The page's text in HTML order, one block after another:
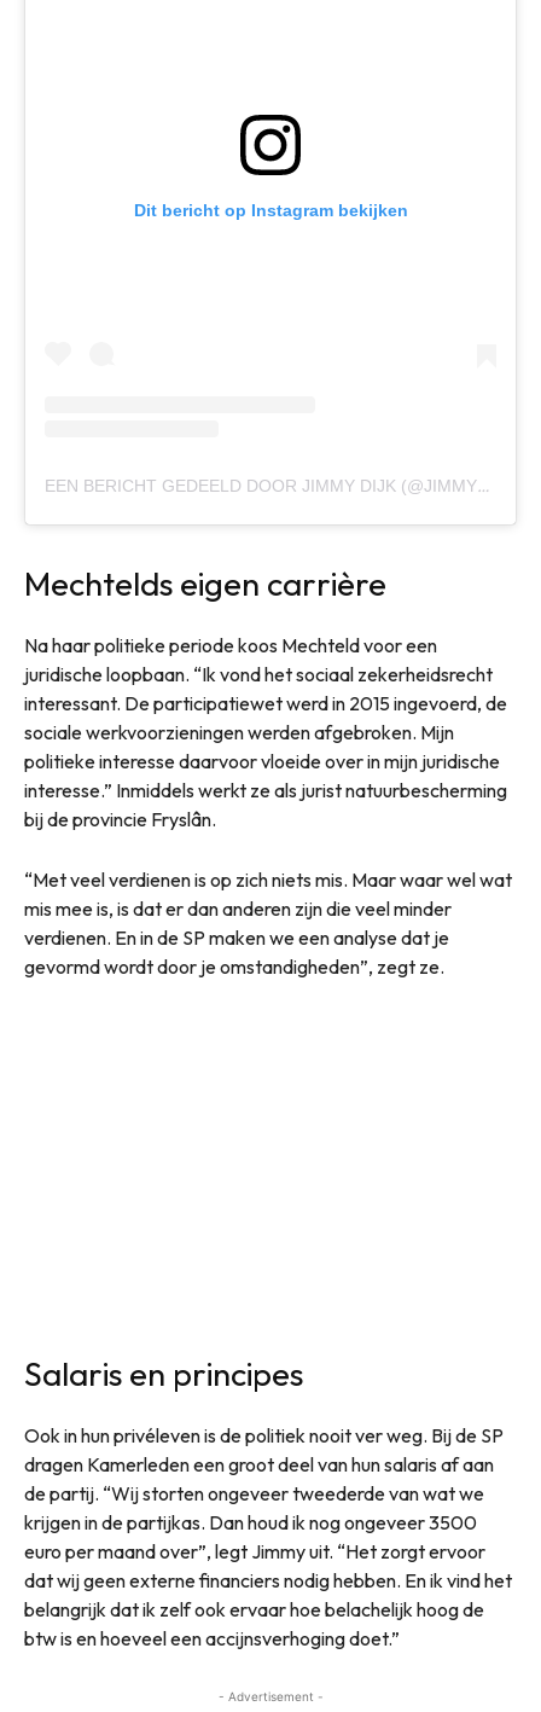
Dit bericht op Instagram bekijken
EEN BERICHT GEDEELD DOOR JIMMY DIJK (@JIMMYDIJKSP)
Mechtelds eigen carrière
Na haar politieke periode koos Mechteld voor een
juridische loopbaan. “Ik vond het sociaal zekerheidsrecht
interessant. De participatiewet werd in 2015 ingevoerd, de
sociale werkvoorzieningen werden afgebroken. Mijn
politieke interesse daarvoor vloeide over in mijn juridische
interesse.” Inmiddels werkt ze als jurist natuurbescherming
bij de provincie Fryslân.
“Met veel verdienen is op zich niets mis. Maar waar wel wat
mis mee is, is dat er dan anderen zijn die veel minder
verdienen. En in de SP maken we een analyse dat je
gevormd wordt door je omstandigheden”, zegt ze.
Salaris en principes
Ook in hun privéleven is de politiek nooit ver weg. Bij de SP
dragen Kamerleden een groot deel van hun salaris af aan
de partij. “Wij storten ongeveer tweederde van wat we
krijgen in de partijkas. Dan houd ik nog ongeveer 3500
euro per maand over”, legt Jimmy uit. “Het zorgt ervoor
dat wij geen externe financiers nodig hebben. En ik vind het
belangrijk dat ik zelf ook ervaar hoe belachelijk hoog de
btw is en hoeveel een accijnsverhoging doet.”
- Advertisement -